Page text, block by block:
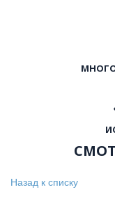
Назад к списку